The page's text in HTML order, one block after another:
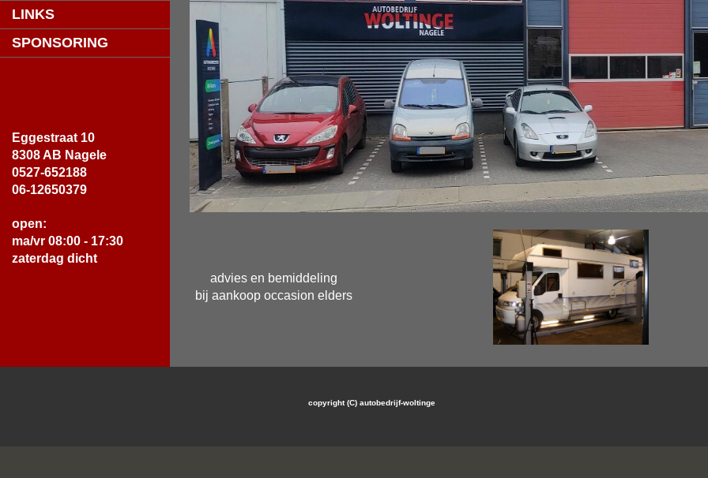
LINKS
SPONSORING
Eggestraat 10
8308 AB Nagele
0527-652188
06-12650379
open:
ma/vr 08:00 - 17:30
zaterdag dicht
advies en bemiddeling
bij aankoop occasion elders
copyright (C) autobedrijf-